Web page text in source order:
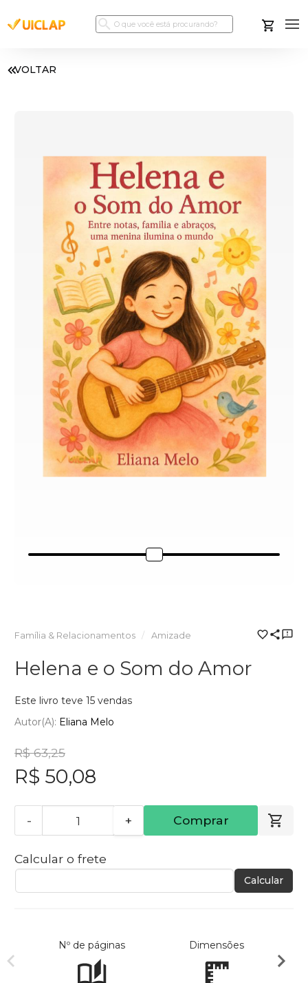
VOLTAR
Família & Relacionamentos Amizade
Helena e o Som do Amor
Este livro teve 15 vendas
Autor(a): Eliana Melo
R$ 63,25
R$ 50,08
- + Comprar
Calcular o frete
Calcular
Nº de páginas Dimensões